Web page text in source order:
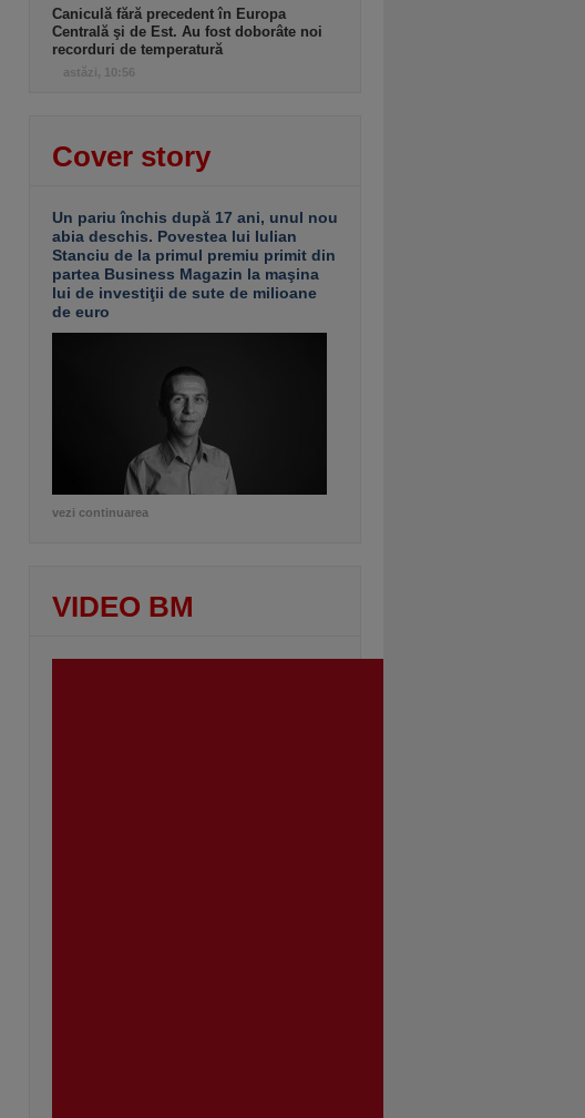
Caniculă fără precedent în Europa
Centrală şi de Est. Au fost doborâte noi
recorduri de temperatură
astăzi, 10:56
Cover story
Un pariu închis după 17 ani, unul nou
abia deschis. Povestea lui Iulian
Stanciu de la primul premiu primit din
partea Business Magazin la maşina
lui de investiţii de sute de milioane
de euro
vezi continuarea
VIDEO BM